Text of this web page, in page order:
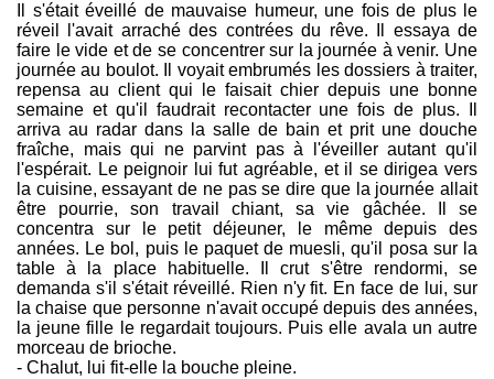
Il s'était éveillé de mauvaise humeur, une fois de plus le
réveil l'avait arraché des contrées du rêve. Il essaya de
faire le vide et de se concentrer sur la journée à venir. Une
journée au boulot. Il voyait embrumés les dossiers à traiter,
repensa au client qui le faisait chier depuis une bonne
semaine et qu'il faudrait recontacter une fois de plus. Il
arriva au radar dans la salle de bain et prit une douche
fraîche, mais qui ne parvint pas à l'éveiller autant qu'il
l'espérait. Le peignoir lui fut agréable, et il se dirigea vers
la cuisine, essayant de ne pas se dire que la journée allait
être pourrie, son travail chiant, sa vie gâchée. Il se
concentra sur le petit déjeuner, le même depuis des
années. Le bol, puis le paquet de muesli, qu'il posa sur la
table à la place habituelle. Il crut s'être rendormi, se
demanda s'il s'était réveillé. Rien n'y fit. En face de lui, sur
la chaise que personne n'avait occupé depuis des années,
la jeune fille le regardait toujours. Puis elle avala un autre
morceau de brioche.
- Chalut, lui fit-elle la bouche pleine.